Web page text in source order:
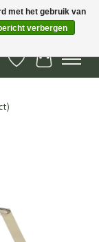
Kesteren
Verlanglijst
met het gebruik van
verbergen